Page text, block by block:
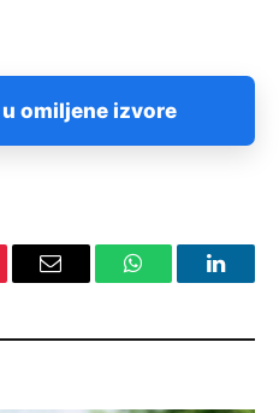
omiljene izvore
Email WhatsApp